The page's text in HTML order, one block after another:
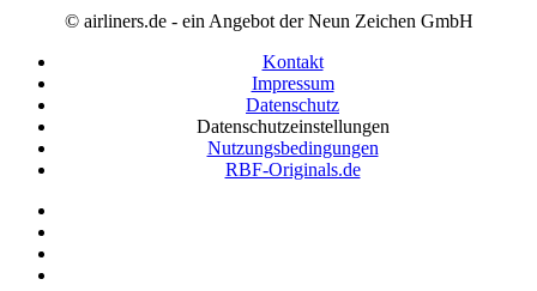
© airliners.de - ein Angebot der Neun Zeichen GmbH
Kontakt
Impressum
Datenschutz
Datenschutzeinstellungen
Nutzungsbedingungen
RBF-Originals.de